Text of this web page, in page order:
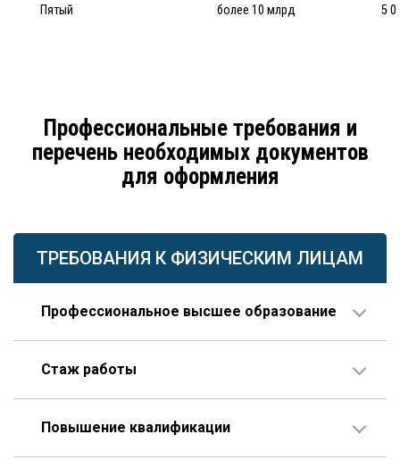
Пятый более 10 млрд 5
Профессиональные требования и
перечень необходимых документов
для оформления
ТРЕБОВАНИЯ К ФИЗИЧЕСКИМ ЛИЦАМ
Профессиональное высшее образование
проектирования.
Стаж работы
или больше, 3 года из которых – на руководящей
Повышение квалификации